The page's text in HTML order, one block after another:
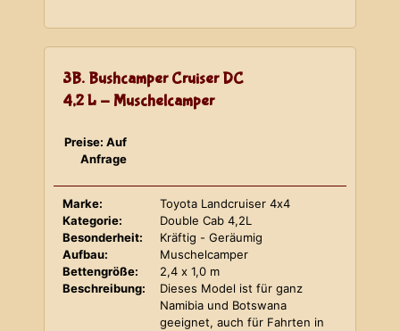
3B. Bushcamper Cruiser DC
4,2 L - Muschelcamper
Preise: Auf
Anfrage
Marke:
Toyota Landcruiser 4x4
Kategorie:
Double Cab 4,2L
Besonderheit:
Kräftig - Geräumig
Aufbau:
Muschelcamper
Bettengröße:
2,4 x 1,0 m
Beschreibung:
Dieses Model ist für ganz
Namibia und Botswana
geeignet, auch für Fahrten in